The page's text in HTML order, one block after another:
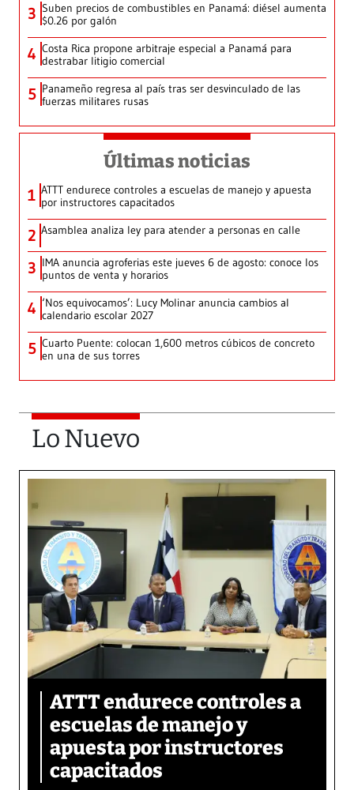
3 Suben precios de combustibles en Panamá: diésel aumenta
$0.26 por galón
4 Costa Rica propone arbitraje especial a Panamá para
destrabar litigio comercial
5 Panameño regresa al país tras ser desvinculado de las
fuerzas militares rusas
Últimas noticias
1 ATTT endurece controles a escuelas de manejo y apuesta
por instructores capacitados
2 Asamblea analiza ley para atender a personas en calle
3 IMA anuncia agroferias este jueves 6 de agosto: conoce los
puntos de venta y horarios
4 ‘Nos equivocamos’: Lucy Molinar anuncia cambios al
calendario escolar 2027
5 Cuarto Puente: colocan 1,600 metros cúbicos de concreto
en una de sus torres
Lo Nuevo
ATTT endurece controles a
escuelas de manejo y
apuesta por instructores
capacitados